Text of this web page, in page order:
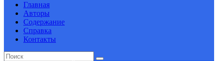
Главная
Авторы
Содержание
Справка
Контакты